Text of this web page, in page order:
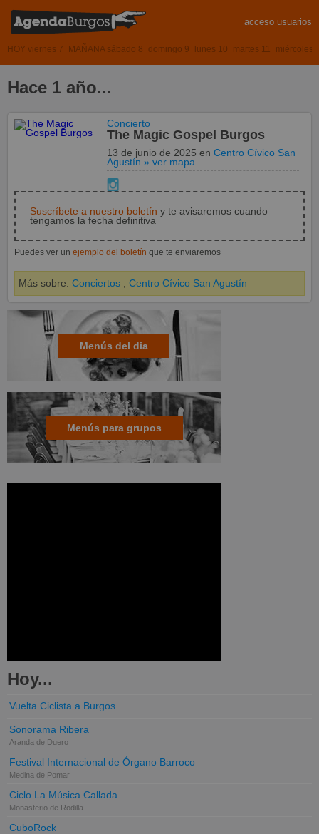
acceso usuarios
HOY viernes 7 MAÑANA sábado 8 domingo 9 lunes 10 martes 11 miércoles
Hace 1 año...
Concierto
The Magic Gospel Burgos
13 de junio de 2025enCentro Cívico San
Agustín » ver mapa
Suscríbete a nuestro boletín y te avisaremos cuando
tengamos la fecha definitiva
Puedes ver un ejemplo del boletín que te enviaremos
Más sobre: Conciertos Centro Cívico San Agustín
Menús del dia
Menús para grupos
Hoy...
Vuelta Ciclista a Burgos
Sonorama Ribera
Aranda de Duero
Festival Internacional de Órgano Barroco
Medina de Pomar
Ciclo La Música Callada
Monasterio de Rodilla
CuboRock